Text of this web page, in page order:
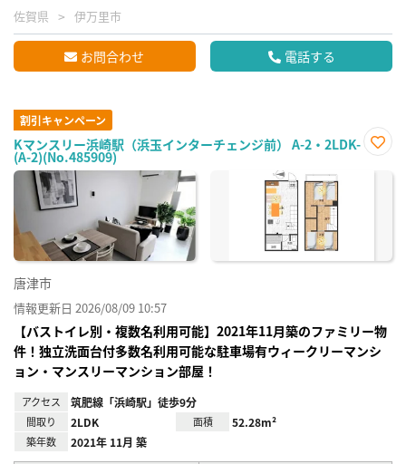
佐賀県 伊万里市
お問合わせ 電話する
割引キャンペーン
Kマンスリー浜崎駅（浜玉インターチェンジ前） A-2・2LDK-
(A-2)(No.485909)
に入
唐津市
情報更新日 2026/08/09 10:57
【バストイレ別・複数名利用可能】2021年11月築のファミリー物
件！独立洗面台付多数名利用可能な駐車場有ウィークリーマンシ
ョン・マンスリーマンション部屋！
アクセス 筑肥線「浜崎駅」徒歩9分
間取り 2LDK 面積 52.28m²
築年数 2021年 11月 築